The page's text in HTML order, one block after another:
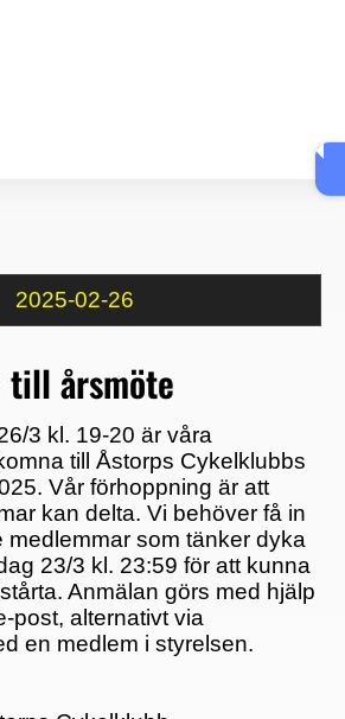
2025-02-26
till årsmöte
3 kl. 19-20 är våra
till Åstorps Cykelklubbs
Vår förhoppning är att
kan delta. Vi behöver få in
medlemmar som tänker dyka
23/3 kl. 23:59 för att kunna
Anmälan görs med hjälp
post, alternativt via
en medlem i styrelsen.